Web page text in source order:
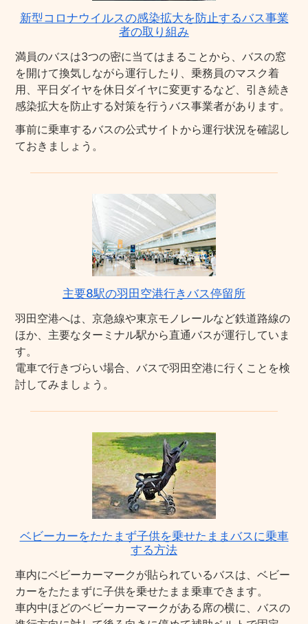
新型コロナウイルスの感染拡大を防止するバス事業
者の取り組み
満員のバスは3つの密に当てはまることから、バスの窓
を開けて換気しながら運行したり、乗務員のマスク着
用、平日ダイヤを休日ダイヤに変更するなど、引き続き
感染拡大を防止する対策を行うバス事業者があります。
事前に乗車するバスの公式サイトから運行状況を確認し
ておきましょう。
主要8駅の羽田空港行きバス停留所
羽田空港へは、京急線や東京モノレールなど鉄道路線の
ほか、主要なターミナル駅から直通バスが運行していま
す。
電車で行きづらい場合、バスで羽田空港に行くことを検
討してみましょう。
ベビーカーをたたまず子供を乗せたままバスに乗車
する方法
車内にベビーカーマークが貼られているバスは、ベビー
カーをたたまずに子供を乗せたまま乗車できます。
車内中ほどのベビーカーマークがある席の横に、バスの